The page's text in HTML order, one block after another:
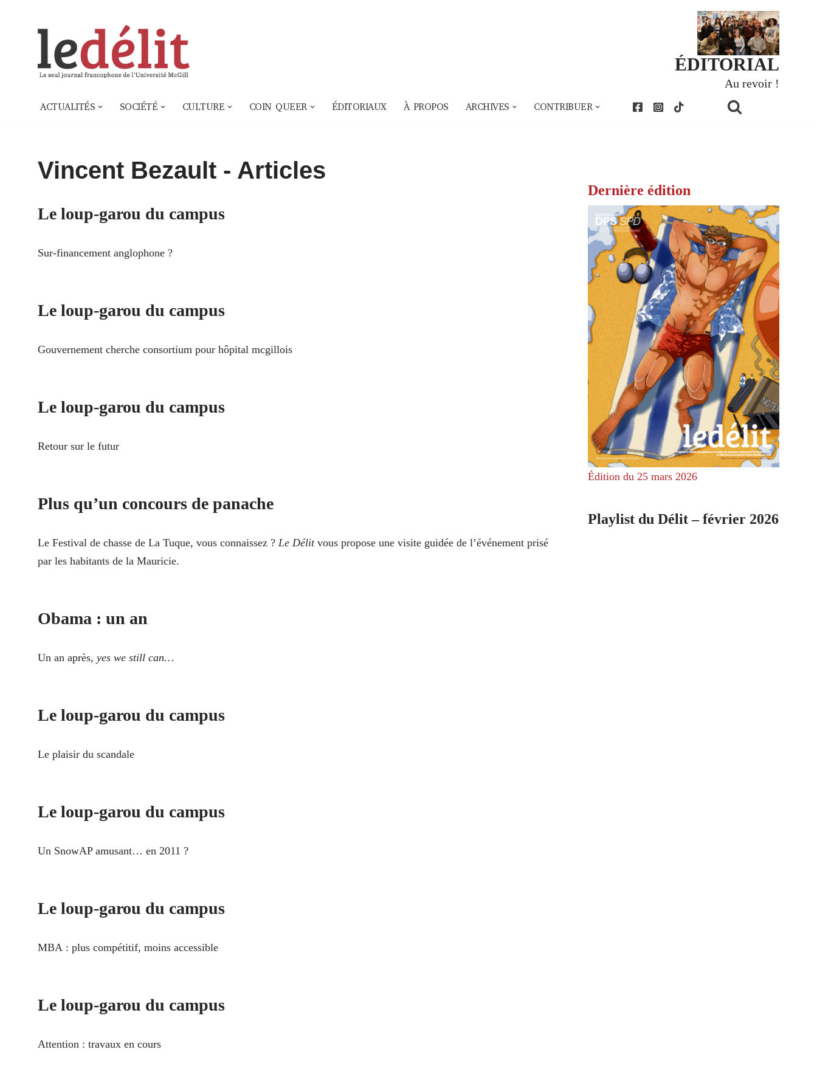
ÉDITORIAL
Au revoir !
ACTUALITÉS SOCIÉTÉ CULTURE COIN QUEER ÉDITORIAUX À PROPOS ARCHIVES CONTRIBUER
Vincent Bezault - Articles
Le loup-garou du campus
Sur-financement anglophone ?
Le loup-garou du campus
Gouvernement cherche consortium pour hôpital mcgillois
Le loup-garou du campus
Retour sur le futur
Plus qu’un concours de panache
Le Festival de chasse de La Tuque, vous connaissez ? Le Délitvous propose une visite guidée de l’événement prisé
par les habitants de la Mauricie.
Obama : un an
Un an après, yes we still can…
Le loup-garou du campus
Le plaisir du scandale
Le loup-garou du campus
Un SnowAP amusant… en 2011 ?
Le loup-garou du campus
MBA : plus compétitif, moins accessible
Le loup-garou du campus
Attention : travaux en cours
Dernière édition
Édition du 25 mars 2026
Playlist du Délit – février 2026